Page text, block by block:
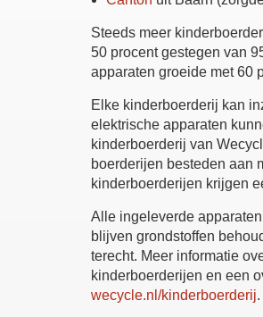
Steeds meer
50 procent gestegen van
apparaten groeide met 60
Elke kinderboerderij kan
elektrische apparaten
kinderboerderij van
boerderijen besteden aan
kinderboerderijen krijgen
Alle ingeleverde
blijven grondstoffen
terecht. Meer informatie
kinderboerderijen en een
wecycle.nl/kinderboerderij.